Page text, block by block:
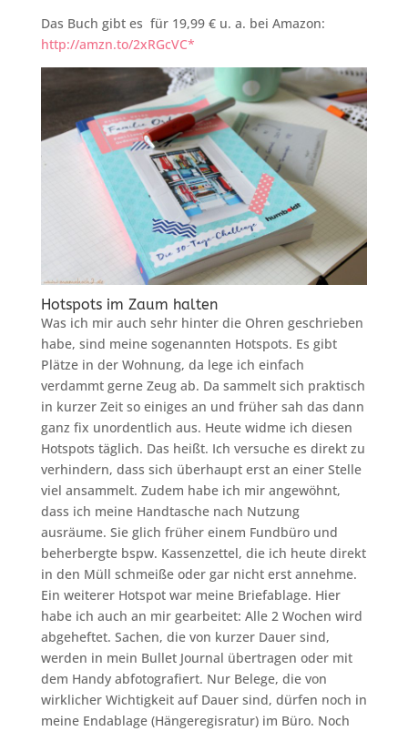
Das Buch gibt es für 19,99 € u. a. bei Amazon:
http://amzn.to/2xRGcVC*
Hotspots im Zaum halten
Was ich mir auch sehr hinter die Ohren geschrieben
habe, sind meine sogenannten Hotspots. Es gibt
Plätze in der Wohnung, da lege ich einfach
verdammt gerne Zeug ab. Da sammelt sich praktisch
in kurzer Zeit so einiges an und früher sah das dann
ganz fix unordentlich aus. Heute widme ich diesen
Hotspots täglich. Das heißt. Ich versuche es direkt zu
verhindern, dass sich überhaupt erst an einer Stelle
viel ansammelt. Zudem habe ich mir angewöhnt,
dass ich meine Handtasche nach Nutzung
ausräume. Sie glich früher einem Fundbüro und
beherbergte bspw. Kassenzettel, die ich heute direkt
in den Müll schmeiße oder gar nicht erst annehme.
Ein weiterer Hotspot war meine Briefablage. Hier
habe ich auch an mir gearbeitet: Alle 2 Wochen wird
abgeheftet. Sachen, die von kurzer Dauer sind,
werden in mein Bullet Journal übertragen oder mit
dem Handy abfotografiert. Nur Belege, die von
wirklicher Wichtigkeit auf Dauer sind, dürfen noch in
meine Endablage (Hängeregisratur) im Büro. Noch